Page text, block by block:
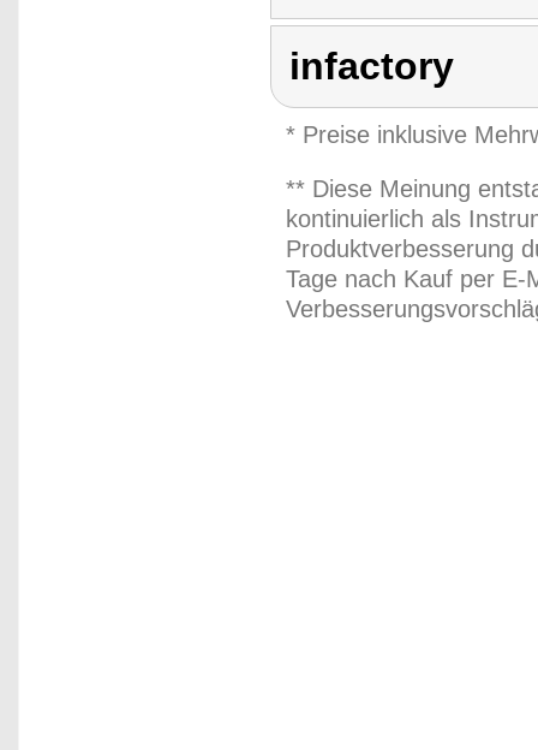
infactory
* Preise inklusive
** Diese Meinung
kontinuierlich als
Produktverbesserung
Tage nach Kauf per E-